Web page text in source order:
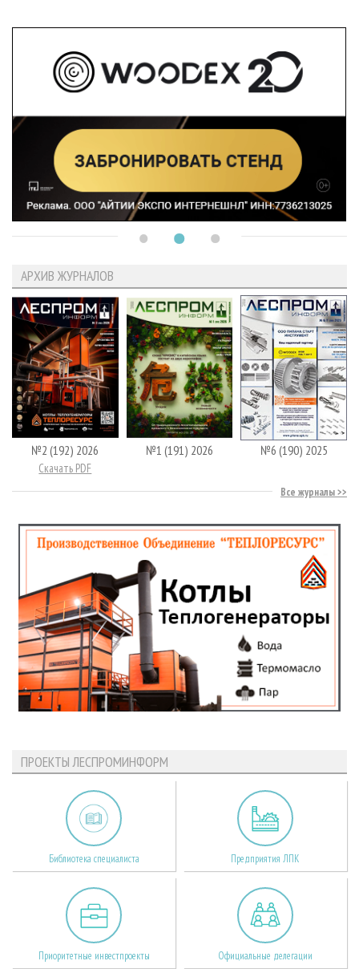
АРХИВ ЖУРНАЛОВ
№2 (192) 2026
Скачать PDF
№1 (191) 2026 №6 (190) 2025
Все журналы
ПРОЕКТЫ ЛЕСПРОМИНФОРМ
Библиотека специалиста Предприятия ЛПК
Приоритетные инвестпроекты Официальные делегации